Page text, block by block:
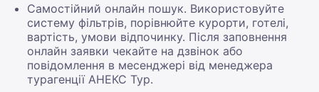
Самостійний онлайн пошук. Використовуйте
систему фільтрів, порівнюйте курорти, готелі,
вартість, умови відпочинку. Після заповнення
онлайн заявки чекайте на дзвінок або
повідомлення в месенджері від менеджера
турагенції АНЕКС Тур.